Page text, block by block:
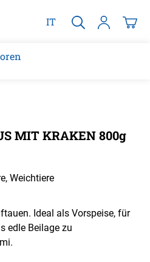
IT
MIT KRAKEN 800g
, Weichtiere
Ideal als Vorspeise, für
edle Beilage zu